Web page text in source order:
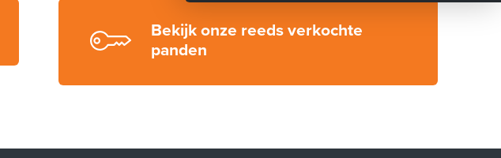
Bekijk onze reeds verkochte
panden